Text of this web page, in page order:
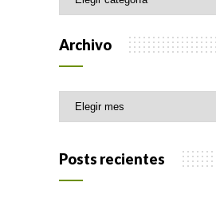
Archivo
Archivo
Posts recientes